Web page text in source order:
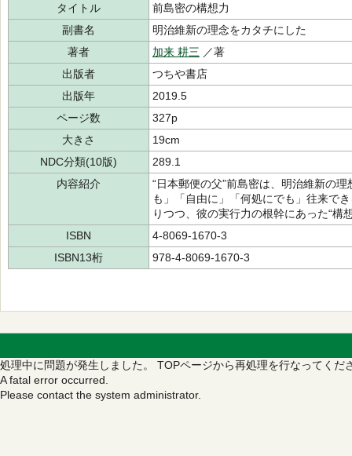
タイトル
前島密の構想力
副書名
明治維新の理念をカタチにした
著者
加来 耕三 ／著
出版者
つちや書店
出版年
2019.5
ページ数
327p
大きさ
19cm
NDC分類(10版)
289.1
内容紹介
“日本郵便の父”前島密は、明治維新の
も」「自由に」「何処にでも」往来で
りつつ、彼の実行力の根幹にあった“構
ISBN
4-8069-1670-3
ISBN13桁
978-4-8069-1670-3
処理中に問題が発生しました。 TOPページから再処理を行なってくだ
A fatal error occurred.
Please contact the system administrator.